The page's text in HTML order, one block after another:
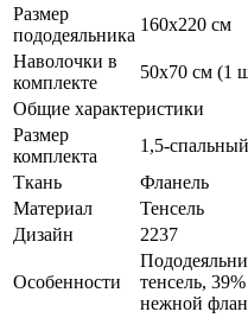
Размер
пододеяльника
160х220 см
Наволочки в
комплекте
50х70 см (1
Общие характеристики
Размер
комплекта
1,5-спальный
Ткань
Фланель
Материал
Тенсель
Дизайн
2237
Особенности
тенсель,
нежной